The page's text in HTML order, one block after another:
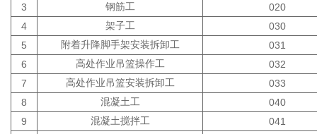
3
钢筋工
020
4
架子工
030
5
附着升降脚手架安装拆卸工
031
6
高处作业吊篮操作工
032
7
高处作业吊篮安装拆卸工
033
8
混凝土工
040
9
混凝土搅拌工
041